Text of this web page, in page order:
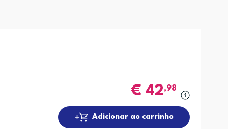
€ 42,98
Adicionar ao carrinho